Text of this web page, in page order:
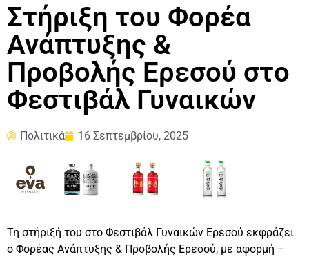
Στήριξη του Φορέα
Ανάπτυξης &
Προβολής Ερεσού στο
Φεστιβάλ Γυναικών
Πολιτικά 16 Σεπτεμβρίου, 2025
Τη στήριξή του στο Φεστιβάλ Γυναικών Ερεσού εκφράζει
ο Φορέας Ανάπτυξης & Προβολής Ερεσού, με αφορμή –